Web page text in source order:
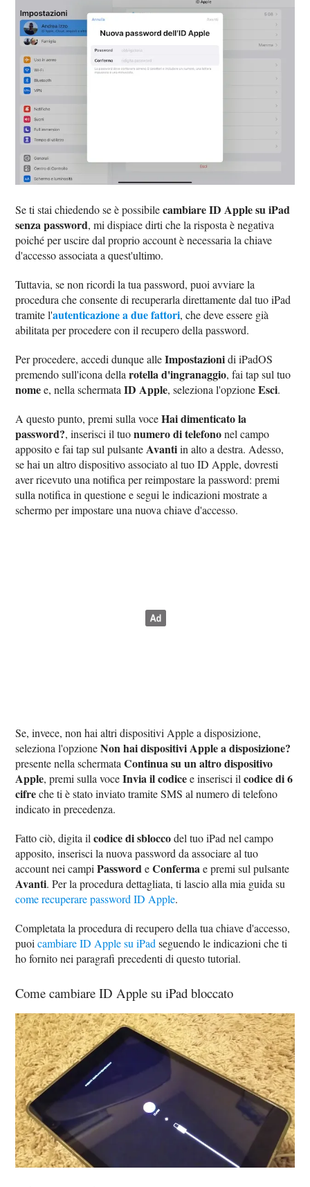
Se ti stai chiedendo se è possibilecambiare ID Apple su iPad
senza password, mi dispiace dirti che la risposta è negativa
poiché per uscire dal proprio account è necessaria la chiave
d'accesso associata a quest'ultimo.
Tuttavia, se non ricordi la tua password, puoi avviare la
procedura che consente di recuperarla direttamente dal tuo iPad
tramite l'autenticazione a due fattori, che deve essere già
abilitata per procedere con il recupero della password.
Per procedere, accedi dunque alleImpostazionidi iPadOS
premendo sull'icona dellarotella d'ingranaggio, fai tap sul tuo
nomee, nella schermataID Apple, seleziona l'opzioneEsci.
A questo punto, premi sulla voceHai dimenticato la
password?, inserisci il tuonumero di telefononel campo
apposito e fai tap sul pulsanteAvantiin alto a destra. Adesso,
se hai un altro dispositivo associato al tuo ID Apple, dovresti
aver ricevuto una notifica per reimpostare la password: premi
sulla notifica in questione e segui le indicazioni mostrate a
schermo per impostare una nuova chiave d'accesso.
Se, invece, non hai altri dispositivi Apple a disposizione,
seleziona l'opzioneNon hai dispositivi Apple a disposizione?
presente nella schermataContinua su un altro dispositivo
Apple, premi sulla voceInvia il codicee inserisci ilcodice di 6
cifreche ti è stato inviato tramite SMS al numero di telefono
indicato in precedenza.
Fatto ciò, digita ilcodice di sbloccodel tuo iPad nel campo
apposito, inserisci la nuova password da associare al tuo
account nei campiPasswordeConfermae premi sul pulsante
Avanti. Per la procedura dettagliata, ti lascio alla mia guida su
come recuperare password ID Apple.
Completata la procedura di recupero della tua chiave d'accesso,
puoicambiare ID Apple su iPadseguendo le indicazioni che ti
ho fornito nei paragrafi precedenti di questo tutorial.
Come cambiare ID Apple su iPad bloccato